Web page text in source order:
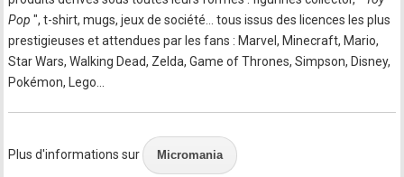
Pop", t-shirt, mugs, jeux de société... tous issus des licences les plus
prestigieuses et attendues par les fans : Marvel, Minecraft, Mario,
Star Wars, Walking Dead, Zelda, Game of Thrones, Simpson, Disney,
Pokémon, Lego...
Plus d'informations sur Micromania